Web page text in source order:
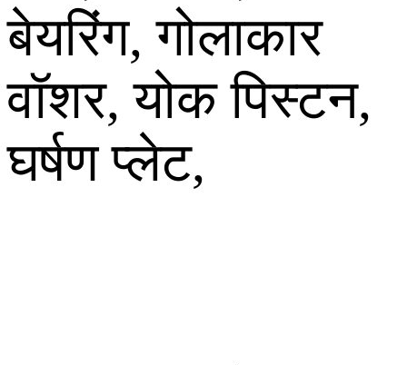
बेयरिंग, गोलाकार
वॉशर, योक पिस्टन,
घर्षण प्लेट,